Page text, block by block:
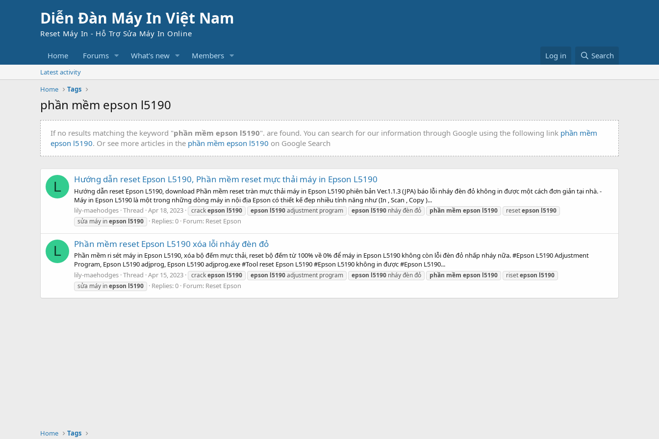
Diễn Đàn Máy In Việt Nam
Reset Máy In - Hỗ Trợ Sửa Máy In Online
Home Forums What's new Members Log in Search
Latest activity
Home
Tags
phần mềm epson l5190
If no results matching the keyword "phần mềm epson l5190". are found. You can search for our information through Google using the following link phần mềm
epson l5190. Or see more articles in the phần mềm epson l5190 on Google Search
L Hướng dẫn reset Epson L5190, Phần mềm reset mực thải máy in Epson L5190
Hướng dẫn reset Epson L5190, download Phần mềm reset tràn mực thải máy in Epson L5190 phiên bản Ver.1.1.3 (JPA) báo lỗi nháy đèn đỏ không in được một cách đơn giản tại nhà. -
Máy in Epson L5190 là một trong những dòng máy in nội địa Epson có thiết kế đẹp nhiều tính năng như (In , Scan , Copy )...
lily-maehodges Thread Apr 18, 2023 crackepson l5190 epson l5190adjustment program epson l5190 nháy đèn đỏ phần mềm epson l5190 resetepson l5190
sửa máy inepson l5190 Replies: 0 Forum: Reset Epson
L Phần mềm reset Epson L5190 xóa lỗi nháy đèn đỏ
Phần mềm ri sét máy in Epson L5190, xóa bộ đếm mực thải, reset bộ đếm từ 100% về 0% để máy in Epson L5190 không còn lỗi đèn đỏ nhấp nháy nữa. #Epson L5190 Adjustment
Program, Epson L5190 adjprog, Epson L5190 adjprog.exe #Tool reset Epson L5190 #Epson L5190 không in được #Epson L5190...
lily-maehodges Thread Apr 15, 2023 crackepson l5190 epson l5190adjustment program epson l5190 nháy đèn đỏ phần mềm epson l5190 risetepson l5190
sửa máy inepson l5190 Replies: 0 Forum: Reset Epson
Home Tags